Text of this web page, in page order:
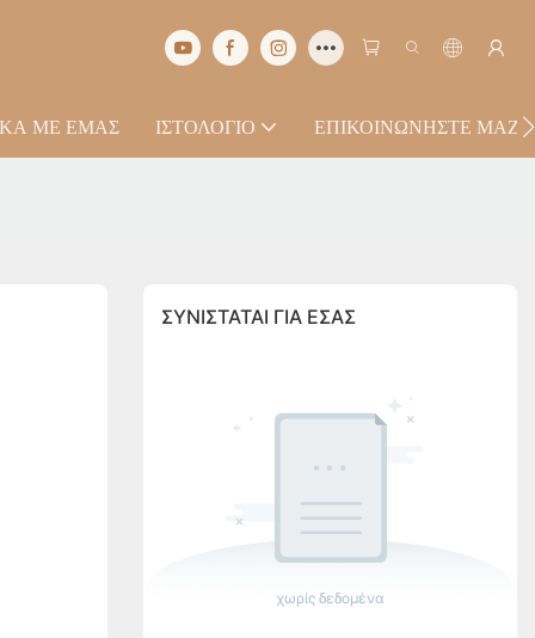
ΜΕ ΕΜΆΣ ΙΣΤΟΛΌΓΙΟ ΕΠΙΚΟΙΝΩΝΉΣΤΕ ΜΑΖΊ
ΣΥΝΙΣΤΆΤΑΙ ΓΙΑ ΕΣΆΣ
χωρίς δεδομένα